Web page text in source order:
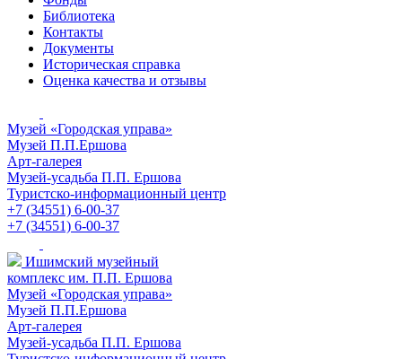
Библиотека
Контакты
Документы
Историческая справка
Оценка качества и отзывы
Музей «Городская управа»
Музей П.П.Ершова
Арт-галерея
Музей-усадьба П.П. Ершова
Туристско-информационный центр
+7 (34551) 6-00-37
+7 (34551) 6-00-37
Ишимский музейный
комплекс им. П.П. Ершова
Музей «Городская управа»
Музей П.П.Ершова
Арт-галерея
Музей-усадьба П.П. Ершова